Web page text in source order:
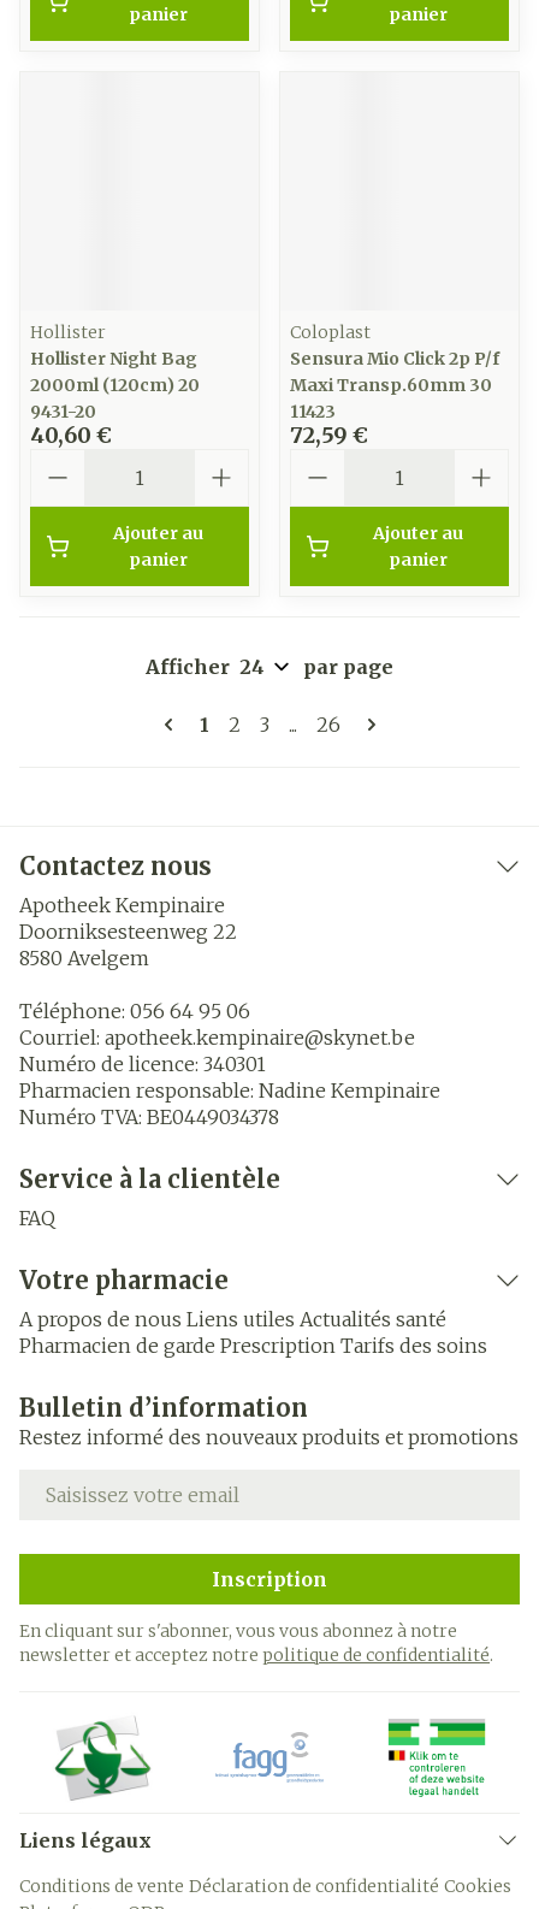
panier
panier
Hollister
Hollister Night Bag
2000ml (120cm) 20
9431-20
40,60 €
Ajouter au
panier
Coloplast
Sensura Mio Click 2p P/f
Maxi Transp.60mm 30
11423
72,59 €
Ajouter au
panier
Pages
Vous lisez actuellement la page
1 Page
2 Page
3 ... Page
26
Afficher par page
Contactez nous
Apotheek Kempinaire
Doorniksesteenweg 22
8580 Avelgem
Téléphone: 056 64 95 06
Courriel: apotheek.kempinaire@skynet.be
Numéro de licence: 340301
Pharmacien responsable: Nadine Kempinaire
Numéro TVA: BE0449034378
Service à la clientèle
FAQ
Votre pharmacie
A propos de nous Liens utiles Actualités santé
Pharmacien de garde Prescription Tarifs des soins
Bulletin d’information
Restez informé des nouveaux produits et promotions
Adresse mail
Inscription
En cliquant sur s'abonner, vous vous abonnez à notre
newsletter et acceptez notre politique de confidentialité.
Liens légaux
Conditions de vente Déclaration de confidentialité Cookies